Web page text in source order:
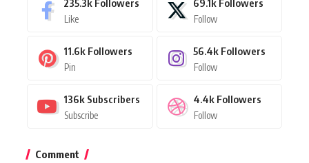
235.3k Followers
Like
69.1k Followers
Follow
11.6k Followers
Pin
56.4k Followers
Follow
136k Subscribers
Subscribe
4.4k Followers
Follow
Comment